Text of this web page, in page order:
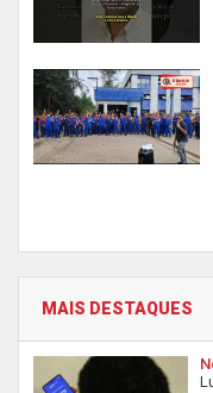
MAIS DESTAQUES